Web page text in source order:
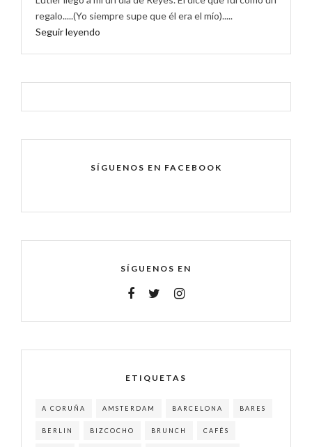
regalo.....(Yo siempre supe que él era el mío).....
Seguir leyendo
SÍGUENOS EN FACEBOOK
SÍGUENOS EN
ETIQUETAS
A CORUÑA AMSTERDAM BARCELONA BARES
BERLIN BIZCOCHO BRUNCH CAFÉS